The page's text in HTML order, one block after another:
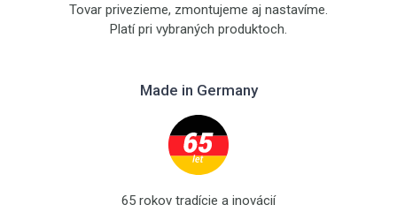
Tovar privezieme, zmontujeme aj nastavíme.
Platí pri vybraných produktoch.
Made in Germany
65 rokov tradície a inovácií